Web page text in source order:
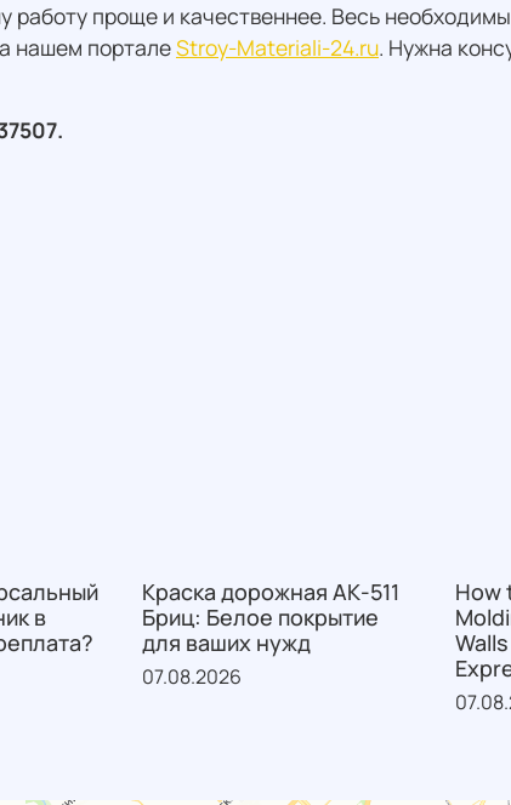
работу проще и качественнее. Весь
нашем порталеStroy-Materiali-24.ru. Нужна
в
Краска дорожная АК-511
Бриц: Белое покрытие
для ваших нужд
07.08.2026
How